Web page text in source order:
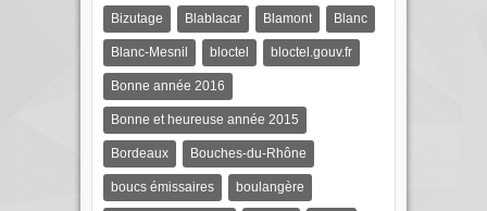
Bizutage Blablacar Blamont Blanc
Blanc-Mesnil bloctel bloctel.gouv.fr
Bonne année 2016
Bonne et heureuse année 2015
Bordeaux Bouches-du-Rhône
boucs émissaires boulangère